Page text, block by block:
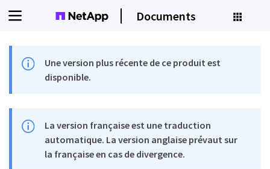
Documents
Une version plus récente de ce produit est
disponible.
La version française est une traduction
automatique. La version anglaise prévaut sur
la française en cas de divergence.